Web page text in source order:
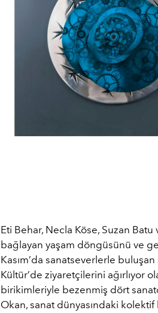
Eti Behar, Necla Köse, Suzan
bağlayan yaşam döngüsünü ve
Kasım’da sanatseverlerle
Kültür’de ziyaretçilerini ağırlıyor
birikimleriyle bezenmiş dört
Okan, sanat dünyasındaki